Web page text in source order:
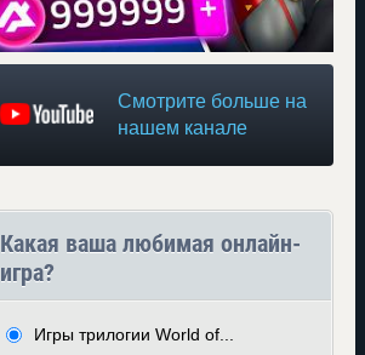
Смотрите больше на
нашем канале
Какая ваша любимая онлайн-
игра?
Игры трилогии World of...